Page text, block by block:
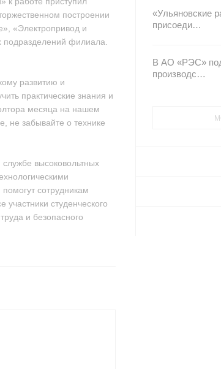
построении
«Электропривод и
подразделений филиала.
развитию и
практические знания и
месяца на нашем
не забывайте о технике
высоковольтных
сотрудникам
студенческого
и безопасного
«Ульяновские
присоеди…
В АО «РЭС»
производс…